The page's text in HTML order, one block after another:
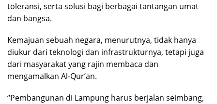
toleransi, serta solusi bagi berbagai tantangan umat
dan bangsa.
Kemajuan sebuah negara, menurutnya, tidak hanya
diukur dari teknologi dan infrastrukturnya, tetapi juga
dari masyarakat yang rajin membaca dan
mengamalkan Al-Qur’an.
“Pembangunan di Lampung harus berjalan seimbang,